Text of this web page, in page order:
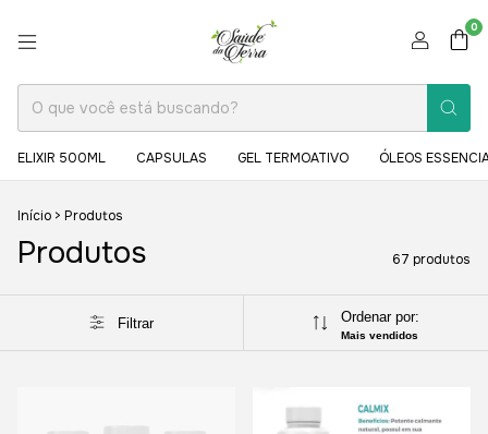
0
ELIXIR 500ML CAPSULAS GEL TERMOATIVO ÓLEOS
Início > Produtos
Produtos 67 produtos
Filtrar Ordenar por:
Mais vendidos